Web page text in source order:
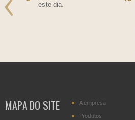
este dia.
MAPA DO SITE A empresa
Produtos